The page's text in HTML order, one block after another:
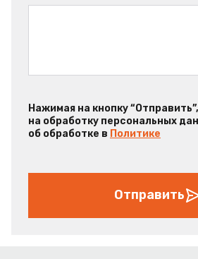
Нажимая на кнопку
на обработку персональных
об обработке в Политике
Отправить